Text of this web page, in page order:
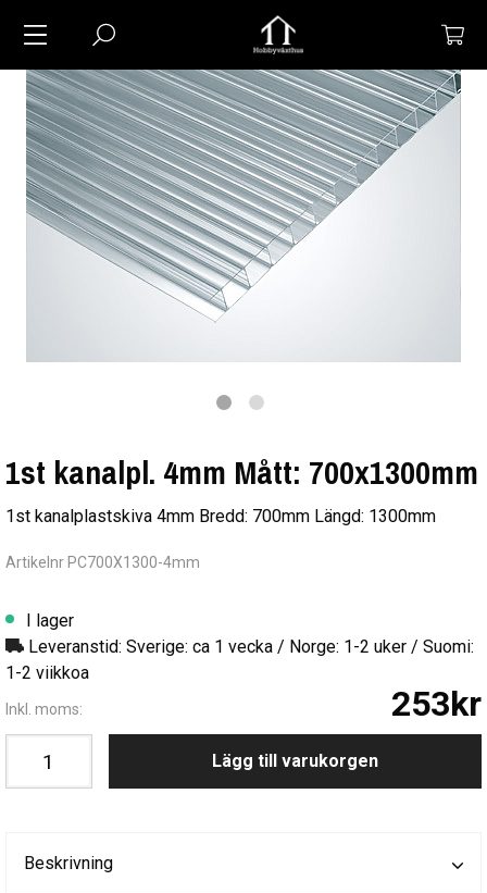
1st kanalpl. 4mm Mått: 700x1300mm
1st kanalplastskiva 4mm Bredd: 700mm Längd: 1300mm
Artikelnr PC700X1300-4mm
I lager
Leveranstid: Sverige: ca 1 vecka / Norge: 1-2 uker / Suomi:
1-2 viikkoa
Inkl. moms: 253kr
Lägg till varukorgen
Beskrivning